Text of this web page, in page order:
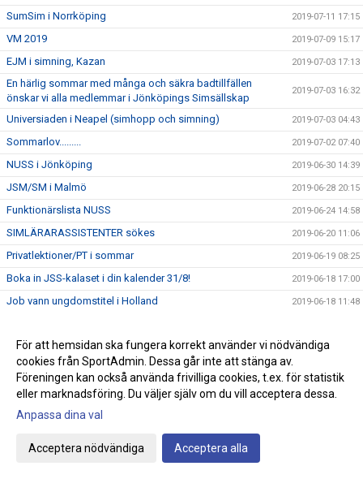
SumSim i Norrköping 2019-07-11 17:15
VM 2019 2019-07-09 15:17
EJM i simning, Kazan 2019-07-03 17:13
En härlig sommar med många och säkra badtillfällen
önskar vi alla medlemmar i Jönköpings Simsällskap
2019-07-03 16:32
Universiaden i Neapel (simhopp och simning) 2019-07-03 04:43
Sommarlov......... 2019-07-02 07:40
NUSS i Jönköping 2019-06-30 14:39
JSM/SM i Malmö 2019-06-28 20:15
Funktionärslista NUSS 2019-06-24 14:58
SIMLÄRARASSISTENTER sökes 2019-06-20 11:06
Privatlektioner/PT i sommar 2019-06-19 08:25
Boka in JSS-kalaset i din kalender 31/8! 2019-06-18 17:00
Job vann ungdomstitel i Holland 2019-06-18 11:48
Simskolor under v.24 2019-06-10 13:42
DM/JDM och vårsimiaden i Linköping
Sommar - SM i simhopp, 7-9 juni 2019 i Karlskoga/Örebro 2019-06-04 21:40
Speedo Open
Ungdoms - SM i simhopp i Jönköping
För att hemsidan ska fungera korrekt använder vi nödvändiga
cookies från SportAdmin. Dessa går inte att stänga av.
Föreningen kan också använda frivilliga cookies, t.ex. för statistik
eller marknadsföring. Du väljer själv om du vill acceptera dessa.
Anpassa dina val
Acceptera nödvändiga Acceptera alla